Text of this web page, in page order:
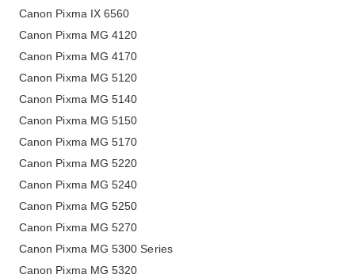
Canon Pixma IX 6560
Canon Pixma MG 4120
Canon Pixma MG 4170
Canon Pixma MG 5120
Canon Pixma MG 5140
Canon Pixma MG 5150
Canon Pixma MG 5170
Canon Pixma MG 5220
Canon Pixma MG 5240
Canon Pixma MG 5250
Canon Pixma MG 5270
Canon Pixma MG 5300 Series
Canon Pixma MG 5320